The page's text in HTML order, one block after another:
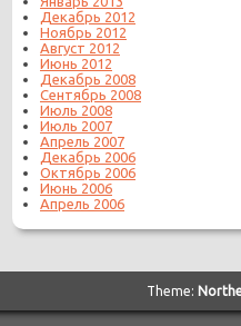
Декабрь 2012
Ноябрь 2012
Август 2012
Июнь 2012
Декабрь 2008
Сентябрь 2008
Июль 2008
Июль 2007
Апрель 2007
Декабрь 2006
Октябрь 2006
Июнь 2006
Апрель 2006
Theme: